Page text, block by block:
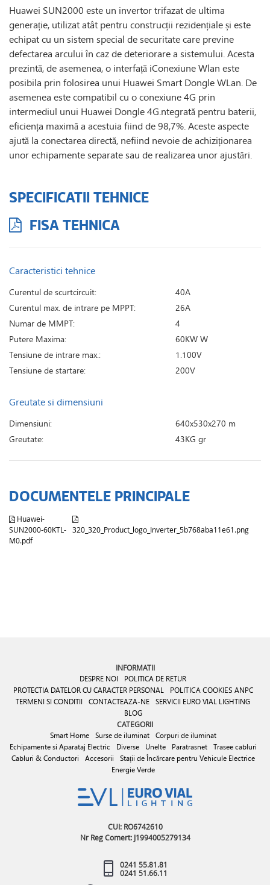
Huawei SUN2000 este un invertor trifazat de ultima
generație, utilizat atât pentru construcții rezidențiale și este
echipat cu un sistem special de securitate care previne
defectarea arcului în caz de deteriorare a sistemului. Acesta
prezintă, de asemenea, o interfață iConexiune Wlan este
posibila prin folosirea unui Huawei Smart Dongle WLan. De
asemenea este compatibil cu o conexiune 4G prin
intermediul unui Huawei Dongle 4G.ntegrată pentru baterii,
eficiența maximă a acestuia fiind de 98,7%. Aceste aspecte
ajută la conectarea directă, nefiind nevoie de achiziționarea
unor echipamente separate sau de realizarea unor ajustări.
SPECIFICATII TEHNICE
FISA TEHNICA
Caracteristici tehnice
Curentul de scurtcircuit:
40A
Curentul max. de intrare pe MPPT:
26A
Numar de MMPT:
4
Putere Maxima:
60KW W
Tensiune de intrare max.:
1.100V
Tensiune de startare:
200V
Greutate si dimensiuni
Dimensiuni:
640x530x270 m
Greutate:
43KG gr
DOCUMENTELE PRINCIPALE
Huawei-
SUN2000-60KTL-
M0.pdf
320_320_Product_logo_Inverter_5b768aba11e61.png
INFORMATII
DESPRE NOI
POLITICA DE RETUR
PROTECTIA DATELOR CU CARACTER PERSONAL
POLITICA COOKIES ANPC
TERMENI SI CONDITII
CONTACTEAZA-NE SERVICII EURO VIAL LIGHTING
BLOG
CATEGORII
Smart Home Surse de iluminat
Corpuri de iluminat
Echipamente si Aparataj Electric
Diverse Unelte Paratrasnet
Trasee cabluri
Cabluri & Conductori
Accesorii
Stații de Încărcare pentru Vehicule Electrice
Energie Verde
CUI: RO6742610
Nr Reg Comert: J1994005279134
0241 55.81.81
0241 51.66.11